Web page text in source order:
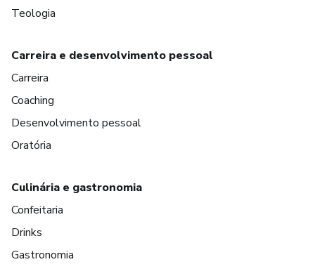
Teologia
Carreira e desenvolvimento pessoal
Carreira
Coaching
Desenvolvimento pessoal
Oratória
Culinária e gastronomia
Confeitaria
Drinks
Gastronomia